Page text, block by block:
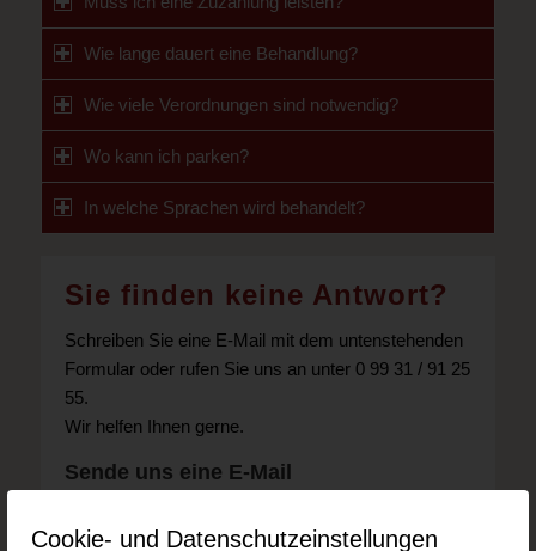
Cookie- und Datenschutzeinstellungen
Wie lange dauert eine Behandlung?
Wie viele Verordnungen sind notwendig?
Wo kann ich parken?
In welche Sprachen wird behandelt?
Sie finden keine Antwort?
Schreiben Sie eine E-Mail mit dem untenstehenden
Formular oder rufen Sie uns an unter 0 99 31 / 91 25
55.
Wir helfen Ihnen gerne.
Sende uns eine E-Mail